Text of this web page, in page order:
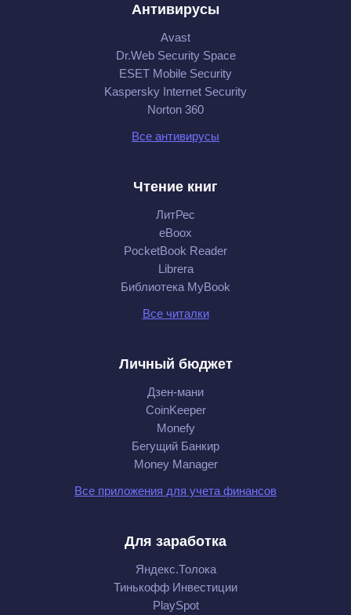
Антивирусы
Avast
Dr.Web Security Space
ESET Mobile Security
Kaspersky Internet Security
Norton 360
Все антивирусы
Чтение книг
ЛитРес
eBoox
PocketBook Reader
Librera
Библиотека MyBook
Все читалки
Личный бюджет
Дзен-мани
CoinKeeper
Monefy
Бегущий Банкир
Money Manager
Все приложения для учета финансов
Для заработка
Яндекс.Толока
Тинькофф Инвестиции
PlaySpot